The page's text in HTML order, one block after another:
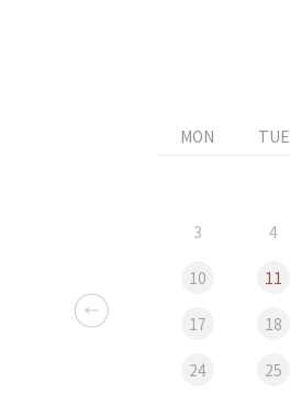
MON TUE
3 4
10 11
17 18
24 25